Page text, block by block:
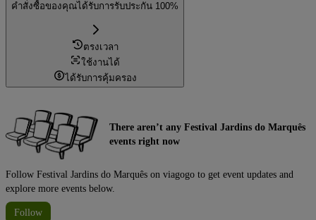
คำสั่งซื้อของคุณได้รับการรับประกัน 100%
ตรงเวลา
ใช้งานได้
ได้รับการคุ้มครอง
There aren’t any Festival Jardins do Marquês
events right now
Follow Festival Jardins do Marquês on viagogo to get event updates and
explore more events below.
Follow